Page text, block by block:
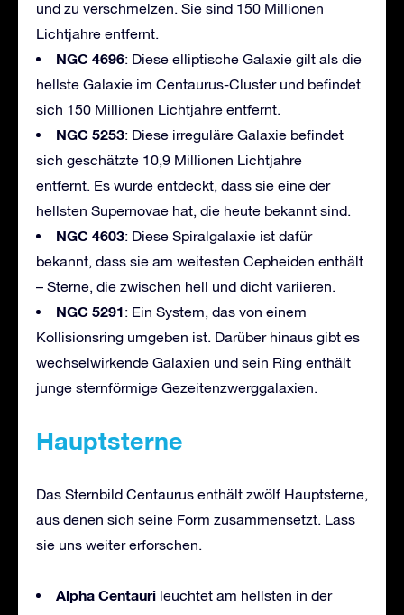
und zu verschmelzen. Sie sind 150 Millionen
Lichtjahre entfernt.
NGC 4696: Diese elliptische Galaxie gilt als die
hellste Galaxie im Centaurus-Cluster und befindet
sich 150 Millionen Lichtjahre entfernt.
NGC 5253: Diese irreguläre Galaxie befindet
sich geschätzte 10,9 Millionen Lichtjahre
entfernt. Es wurde entdeckt, dass sie eine der
hellsten Supernovae hat, die heute bekannt sind.
NGC 4603: Diese Spiralgalaxie ist dafür
bekannt, dass sie am weitesten Cepheiden enthält
– Sterne, die zwischen hell und dicht variieren.
NGC 5291: Ein System, das von einem
Kollisionsring umgeben ist. Darüber hinaus gibt es
wechselwirkende Galaxien und sein Ring enthält
junge sternförmige Gezeitenzwerggalaxien.
Hauptsterne
Das Sternbild Centaurus enthält zwölf Hauptsterne,
aus denen sich seine Form zusammensetzt. Lass
sie uns weiter erforschen.
Alpha Centauri leuchtet am hellsten in der